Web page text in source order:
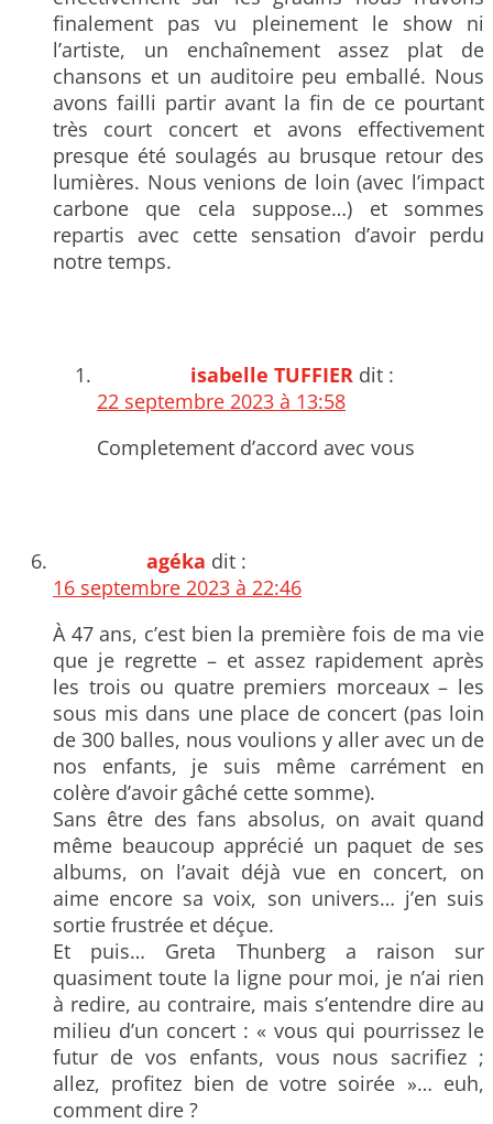
finalement pas vu pleinement le show ni
l’artiste, un enchaînement assez plat de
chansons et un auditoire peu emballé. Nous
avons failli partir avant la fin de ce pourtant
très court concert et avons effectivement
presque été soulagés au brusque retour des
lumières. Nous venions de loin (avec l’impact
carbone que cela suppose…) et sommes
repartis avec cette sensation d’avoir perdu
notre temps.
isabelle TUFFIER dit :
22 septembre 2023 à 13:58
Completement d’accord avec vous
agéka dit :
16 septembre 2023 à 22:46
À 47 ans, c’est bien la première fois de ma vie
que je regrette – et assez rapidement après
les trois ou quatre premiers morceaux – les
sous mis dans une place de concert (pas loin
de 300 balles, nous voulions y aller avec un de
nos enfants, je suis même carrément en
colère d’avoir gâché cette somme).
Sans être des fans absolus, on avait quand
même beaucoup apprécié un paquet de ses
albums, on l’avait déjà vue en concert, on
aime encore sa voix, son univers… j’en suis
sortie frustrée et déçue.
Et puis… Greta Thunberg a raison sur
quasiment toute la ligne pour moi, je n’ai rien
à redire, au contraire, mais s’entendre dire au
milieu d’un concert : « vous qui pourrissez le
futur de vos enfants, vous nous sacrifiez ;
allez, profitez bien de votre soirée »… euh,
comment dire ?